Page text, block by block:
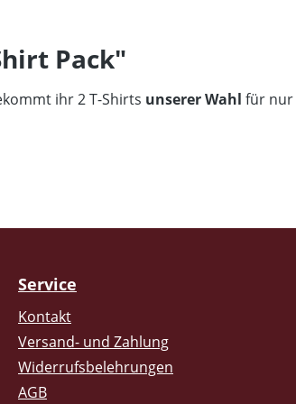
Pack"
ihr 2 T-Shirts unserer Wahl für nur
Service
Kontakt
Versand- und Zahlung
Widerrufsbelehrungen
AGB